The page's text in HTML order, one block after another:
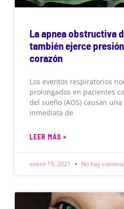
La apnea obstructiva
también ejerce
corazón
Los eventos respiratorios
prolongados en pacientes
del sueño (AOS) causan
inmediata de
LEER MÁS »
enero 15, 2021 No hay